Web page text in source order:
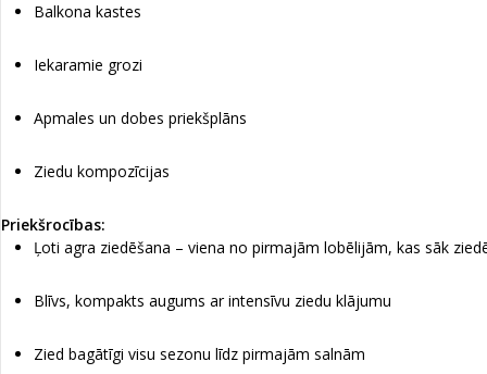
Balkona kastes
Iekaramie grozi
Apmales un dobes priekšplāns
Ziedu kompozīcijas
Priekšrocības:
Ļoti agra ziedēšana – viena no pirmajām lobēlijām, kas sāk
Blīvs, kompakts augums ar intensīvu ziedu klājumu
Zied bagātīgi visu sezonu līdz pirmajām salnām